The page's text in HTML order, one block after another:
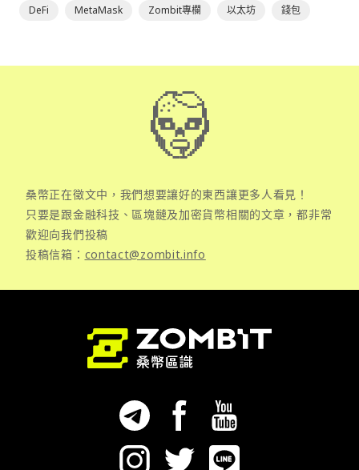
DeFi MetaMask Zombit專欄 以太坊 錢包
桑幣正在徵文中，我們想要讓好的東西讓更多人看見！
只要是跟金融科技、區塊鏈及加密貨幣相關的文章，都非常
歡迎向我們投稿
投稿信箱： contact@zombit.info